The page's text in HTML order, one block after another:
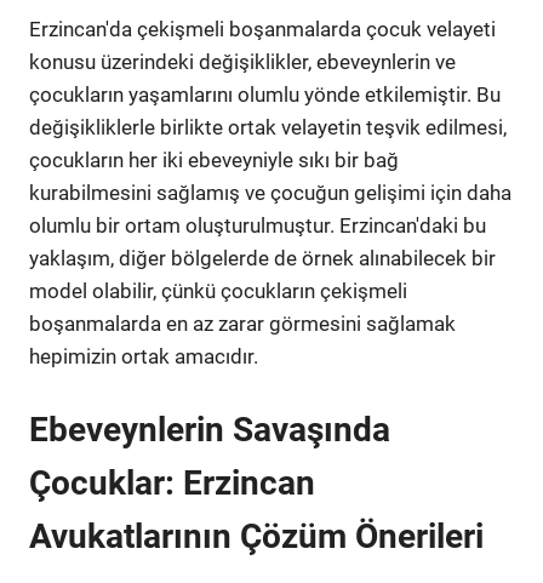
Erzincan'da çekişmeli boşanmalarda çocuk velayeti
konusu üzerindeki değişiklikler, ebeveynlerin ve
çocukların yaşamlarını olumlu yönde etkilemiştir. Bu
değişikliklerle birlikte ortak velayetin teşvik edilmesi,
çocukların her iki ebeveyniyle sıkı bir bağ
kurabilmesini sağlamış ve çocuğun gelişimi için daha
olumlu bir ortam oluşturulmuştur. Erzincan'daki bu
yaklaşım, diğer bölgelerde de örnek alınabilecek bir
model olabilir, çünkü çocukların çekişmeli
boşanmalarda en az zarar görmesini sağlamak
hepimizin ortak amacıdır.
Ebeveynlerin Savaşında
Çocuklar: Erzincan
Avukatlarının Çözüm Önerileri